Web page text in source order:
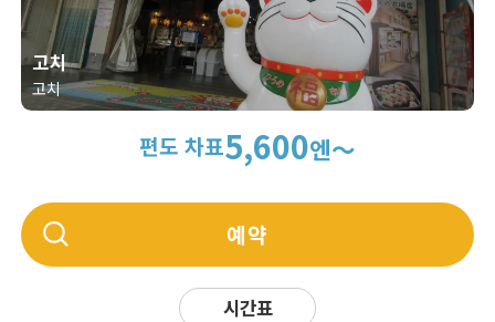
고치
고치
편도 차표5,600엔～
예약
시간표